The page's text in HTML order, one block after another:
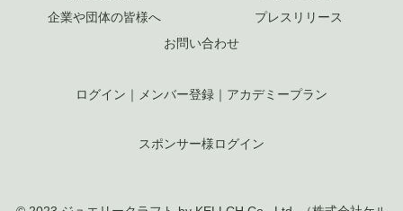
企業や団体の皆様へ
プレスリリース
お問い合わせ
ログイン ｜ メンバー登録 ｜ アカデミープラン
スポンサー様ログイン